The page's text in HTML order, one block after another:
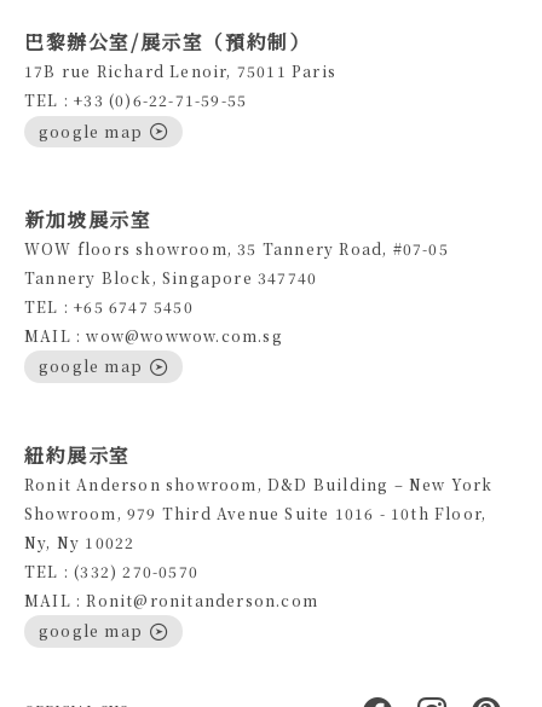
巴黎辦公室/展示室（預約制）
17B rue Richard Lenoir, 75011 Paris
TEL : +33 (0)6-22-71-59-55
google map
新加坡展示室
WOW floors showroom, 35 Tannery Road, #07-05
Tannery Block, Singapore 347740
TEL : +65 6747 5450
MAIL : wow@wowwow.com.sg
google map
紐約展示室
Ronit Anderson showroom, D&D Building – New York
Showroom, 979 Third Avenue Suite 1016 - 10th Floor,
Ny, Ny 10022
TEL : (332) 270-0570
MAIL : Ronit@ronitanderson.com
google map